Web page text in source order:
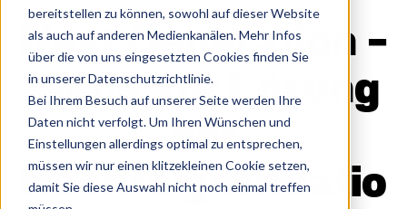
bereitstellen zu können, sowohl auf dieser Website
als auch auf anderen Medienkanälen. Mehr Infos
über die von uns eingesetzten Cookies finden Sie
in unserer Datenschutzrichtlinie.
Bei Ihrem Besuch auf unserer Seite werden Ihre
Daten nicht verfolgt. Um Ihren Wünschen und
Einstellungen allerdings optimal zu entsprechen,
müssen wir nur einen klitzekleinen Cookie setzen,
damit Sie diese Auswahl nicht noch einmal treffen
Next Generation -
Wege zur Lösung
der
Nachfolgesituatio